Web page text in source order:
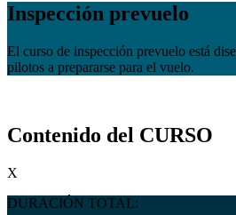
Inspección prevuelo
El curso de inspección prevuelo está
pilotos a prepararse para el vuelo.
Contenido del CURSO
X
DURACIÓN TOTAL: